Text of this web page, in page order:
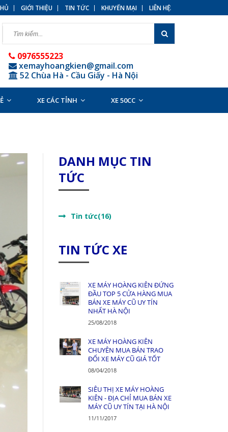
GIỚI THIỆU TIN TỨC KHUYẾN MẠI LIÊN HỆ
0976555223
xemayhoangkien@gmail.com
52 Chùa Hà - Cầu Giấy - Hà Nội
XE CÁC TỈNH XE 50CC
DANH MỤC TIN
TỨC
Tin tức(16)
TIN TỨC XE
XE MÁY HOÀNG KIÊN ĐỨNG
ĐẦU TOP 5 CỬA HÀNG MUA
BÁN XE MÁY CŨ UY TÍN
NHẤT HÀ NỘI
25/08/2018
XE MÁY HOÀNG KIÊN
CHUYÊN MUA BÁN TRAO
ĐỔI XE MÁY CŨ GIÁ TỐT
08/04/2018
SIÊU THỊ XE MÁY HOÀNG
KIÊN - ĐỊA CHỈ MUA BÁN XE
MÁY CŨ UY TÍN TẠI HÀ NỘI
11/11/2017